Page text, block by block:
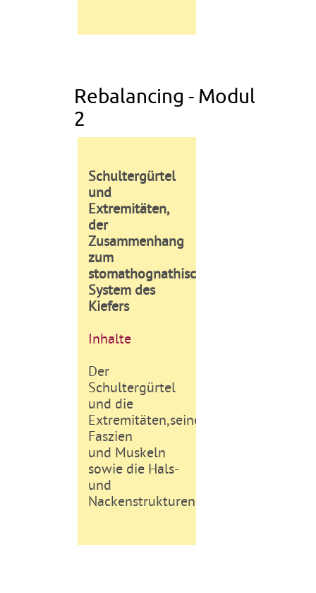
Rebalancing - Modul
2
Schultergürtel
und
Extremitäten,
der
Zusammenhang
zum
stomathognathischen
System des
Kiefers
Inhalte
Der
Schultergürtel
und die
Extremitäten,seine
Faszien
und Muskeln
sowie die Hals-
und
Nackenstrukturen